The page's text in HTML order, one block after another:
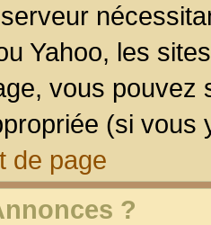
Yahoo, les
vous pouvez
(si vous
de page
?